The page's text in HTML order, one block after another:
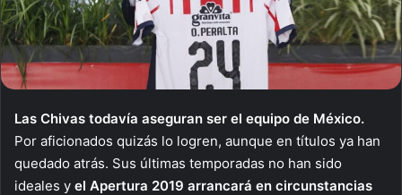
Las Chivas todavía aseguran ser el equipo de México.
Por aficionados quizás lo logren, aunque en títulos ya han
quedado atrás. Sus últimas temporadas no han sido
ideales y el Apertura 2019 arrancará en circunstancias